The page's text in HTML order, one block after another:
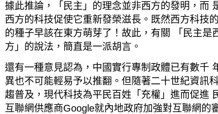
據此推論，「民主」的理念並非西方的發明，而
西方的科技促使它重新發榮滋長。既然西方科技
的種子早該在東方萌芽了！故此，有關 「民主是
方」的說法，簡直是一派胡言。
還有一種意見認為，中國實行專制政體已有數千
異也不可能輕易予以推翻。但隨著二十世紀資訊
趨普及，現代科技為平民百姓「充權」進而促進
互聯網供應商Google就內地政府加強對互聯網的